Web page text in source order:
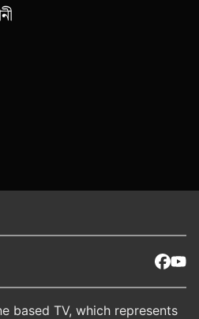
based TV, which represents